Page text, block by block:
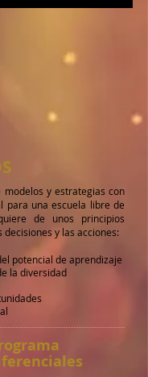
modelos y estrategias con
para una escuela libre de
de unos principios
y las acciones:
potencial de aprendizaje
la diversidad